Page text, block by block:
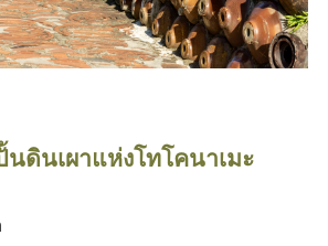
นดินเผาแห่งโทโคนาเมะ